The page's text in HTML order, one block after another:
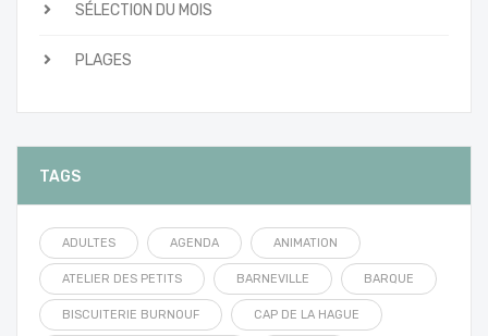
SÉLECTION DU MOIS
PLAGES
TAGS
ADULTES AGENDA ANIMATION
ATELIER DES PETITS BARNEVILLE BARQUE
BISCUITERIE BURNOUF CAP DE LA HAGUE